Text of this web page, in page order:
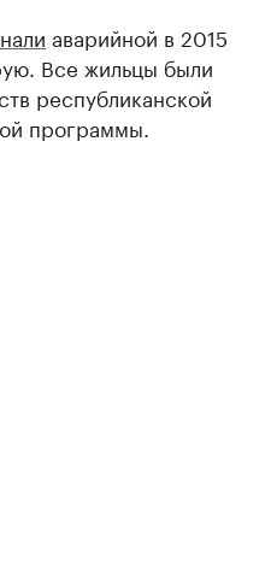
аварийной в 2015
Все жильцы были
республиканской
программы.